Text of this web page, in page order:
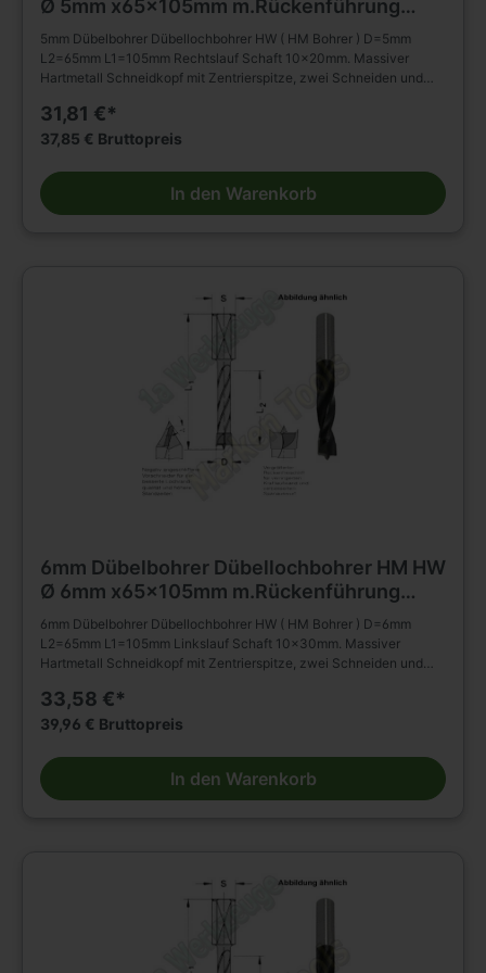
Ø 5mm x65x105mm m.Rückenführung
Schaft 10mm
5mm Dübelbohrer Dübellochbohrer HW ( HM Bohrer ) D=5mm
L2=65mm L1=105mm Rechtslauf Schaft 10x20mm. Massiver
Hartmetall Schneidkopf mit Zentrierspitze, zwei Schneiden und
Rückenfreischliff. Spiralteil kunststoffbeschichtet. Zylinderschaft
mit Spannfläche ohne Tiefeneinstellschraube. Zum Einsatz in
Bohrmaschinen. Zum Bohren von Sacklöchern in Massivholz,
Holz- und Plattenwerkstoffen u.s.w., auch in beschichteter
Ausführung. Die Rückenführung bringt verbesserte Zentrierung
31,81 €*
37,85 € Bruttopreis
In den Warenkorb
6mm Dübelbohrer Dübellochbohrer HM HW
Ø 6mm x65x105mm m.Rückenführung
Schaft 10mm L.
6mm Dübelbohrer Dübellochbohrer HW ( HM Bohrer ) D=6mm
L2=65mm L1=105mm Linkslauf Schaft 10x30mm. Massiver
Hartmetall Schneidkopf mit Zentrierspitze, zwei Schneiden und
Rückenfreischliff. Spiralteil kunststoffbeschichtet. Zylinderschaft
mit Spannfläche ohne Tiefeneinstellschraube. Zum Einsatz in
Bohrmaschinen. Zum Bohren von Sacklöchern in Massivholz,
Holz- und Plattenwerkstoffen u.s.w., auch in beschichteter
Ausführung. Die Rückenführung bringt verbesserte Zentrierung
33,58 €*
39,96 € Bruttopreis
In den Warenkorb